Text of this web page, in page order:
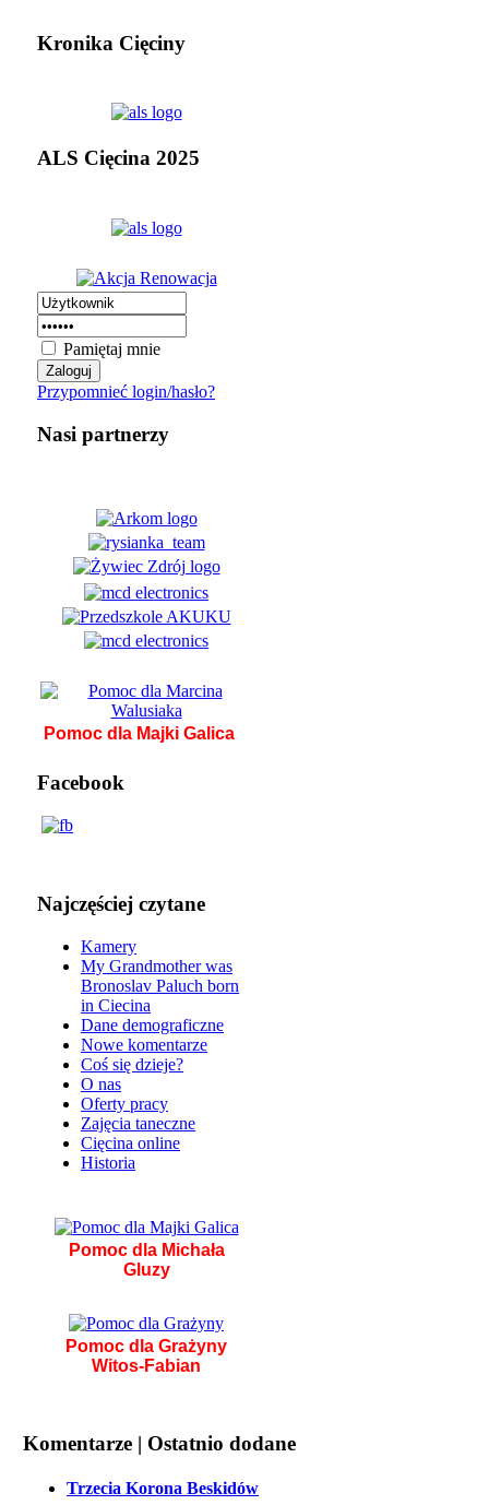
Kronika Cięciny
ALS Cięcina 2025
Pamiętaj mnie
Przypomnieć login/hasło?
Nasi partnerzy
Pomoc dla Majki Galica
Facebook
Najczęściej czytane
Kamery
My Grandmother was
Bronoslav Paluch born
in Ciecina
Dane demograficzne
Nowe komentarze
Coś się dzieje?
O nas
Oferty pracy
Zajęcia taneczne
Cięcina online
Historia
Pomoc dla Michała
Gluzy
Pomoc dla Grażyny
Witos-Fabian
Komentarze | Ostatnio dodane
Trzecia Korona Beskidów